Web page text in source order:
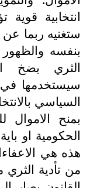
انتخابية
ستغنيه ربما عن
بنفسه
الثري بضخ
سيستخدمها في
السياسي
بمنح
الحكومية او
هذه هي
من تأدية